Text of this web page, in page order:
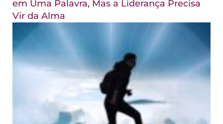
em Uma Palavra, Mas a Liderança Precisa
Vir da Alma